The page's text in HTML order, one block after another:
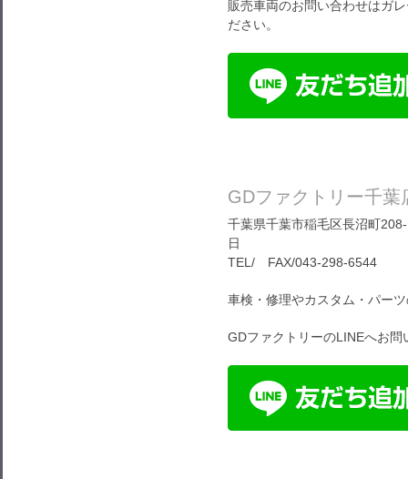
販売車両のお問い合わせはガ
ださい。
GDファクトリー千葉
千葉県千葉市稲毛区長沼町
日
TEL/ FAX/043-298-6544
車検・修理やカスタム・パー
GDファクトリーのLINEへお問